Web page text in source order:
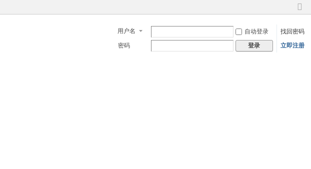
切
到
窄
用户名 自动登录
找回密码
密码
登录 立即注册